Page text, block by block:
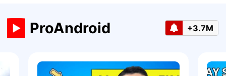
ProAndroid +3.7M